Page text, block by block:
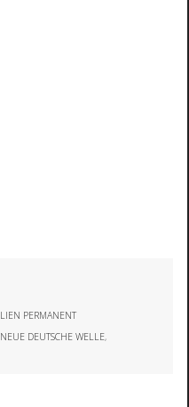
LIEN PERMANENT
NEUE DEUTSCHE WELLE,